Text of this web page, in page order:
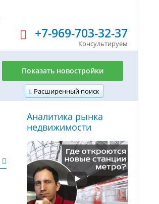
+7-969-703-32-37
Консультируем
Расширенный поиск
Показать новостройки
Аналитика рынка
недвижимости